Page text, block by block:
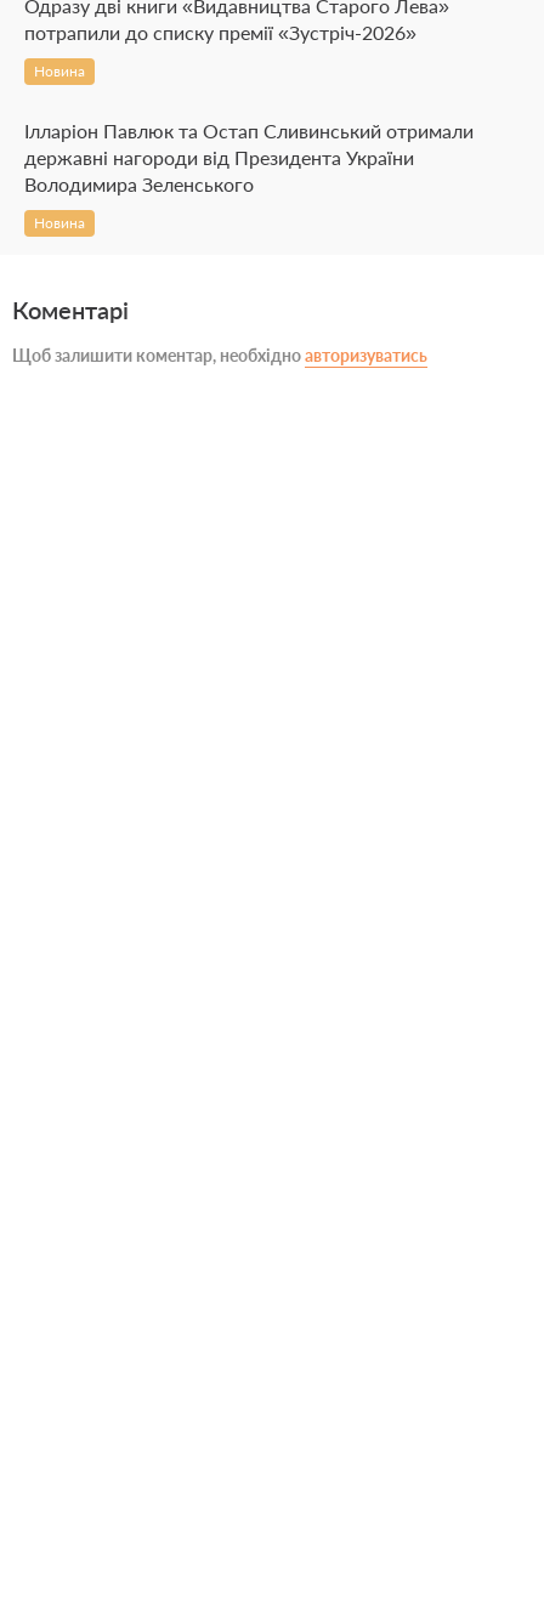
Одразу дві книги «Видавництва Старого Лева»
потрапили до списку премії «Зустріч-2026»
Новина
Ілларіон Павлюк та Остап Сливинський отримали
державні нагороди від Президента України
Володимира Зеленського
Новина
Коментарі
Щоб залишити коментар, необхідноавторизуватись